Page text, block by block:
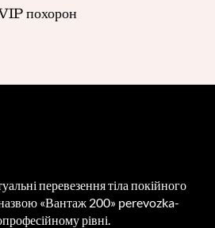
похорон
перевезення тіла покійного
«Вантаж 200» perevozka-
рівні.